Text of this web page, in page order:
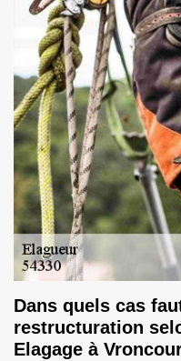
Dans quels cas
restructuration
Elagage à